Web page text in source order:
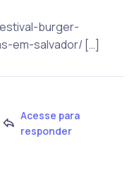
burger-
em-salvador/ […]
Acesse para
responder